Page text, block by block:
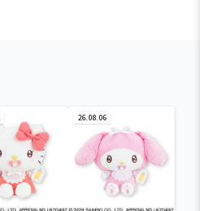
26.08.06